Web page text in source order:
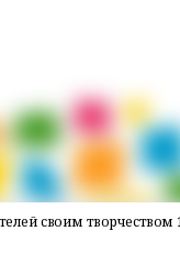
своим творчеством